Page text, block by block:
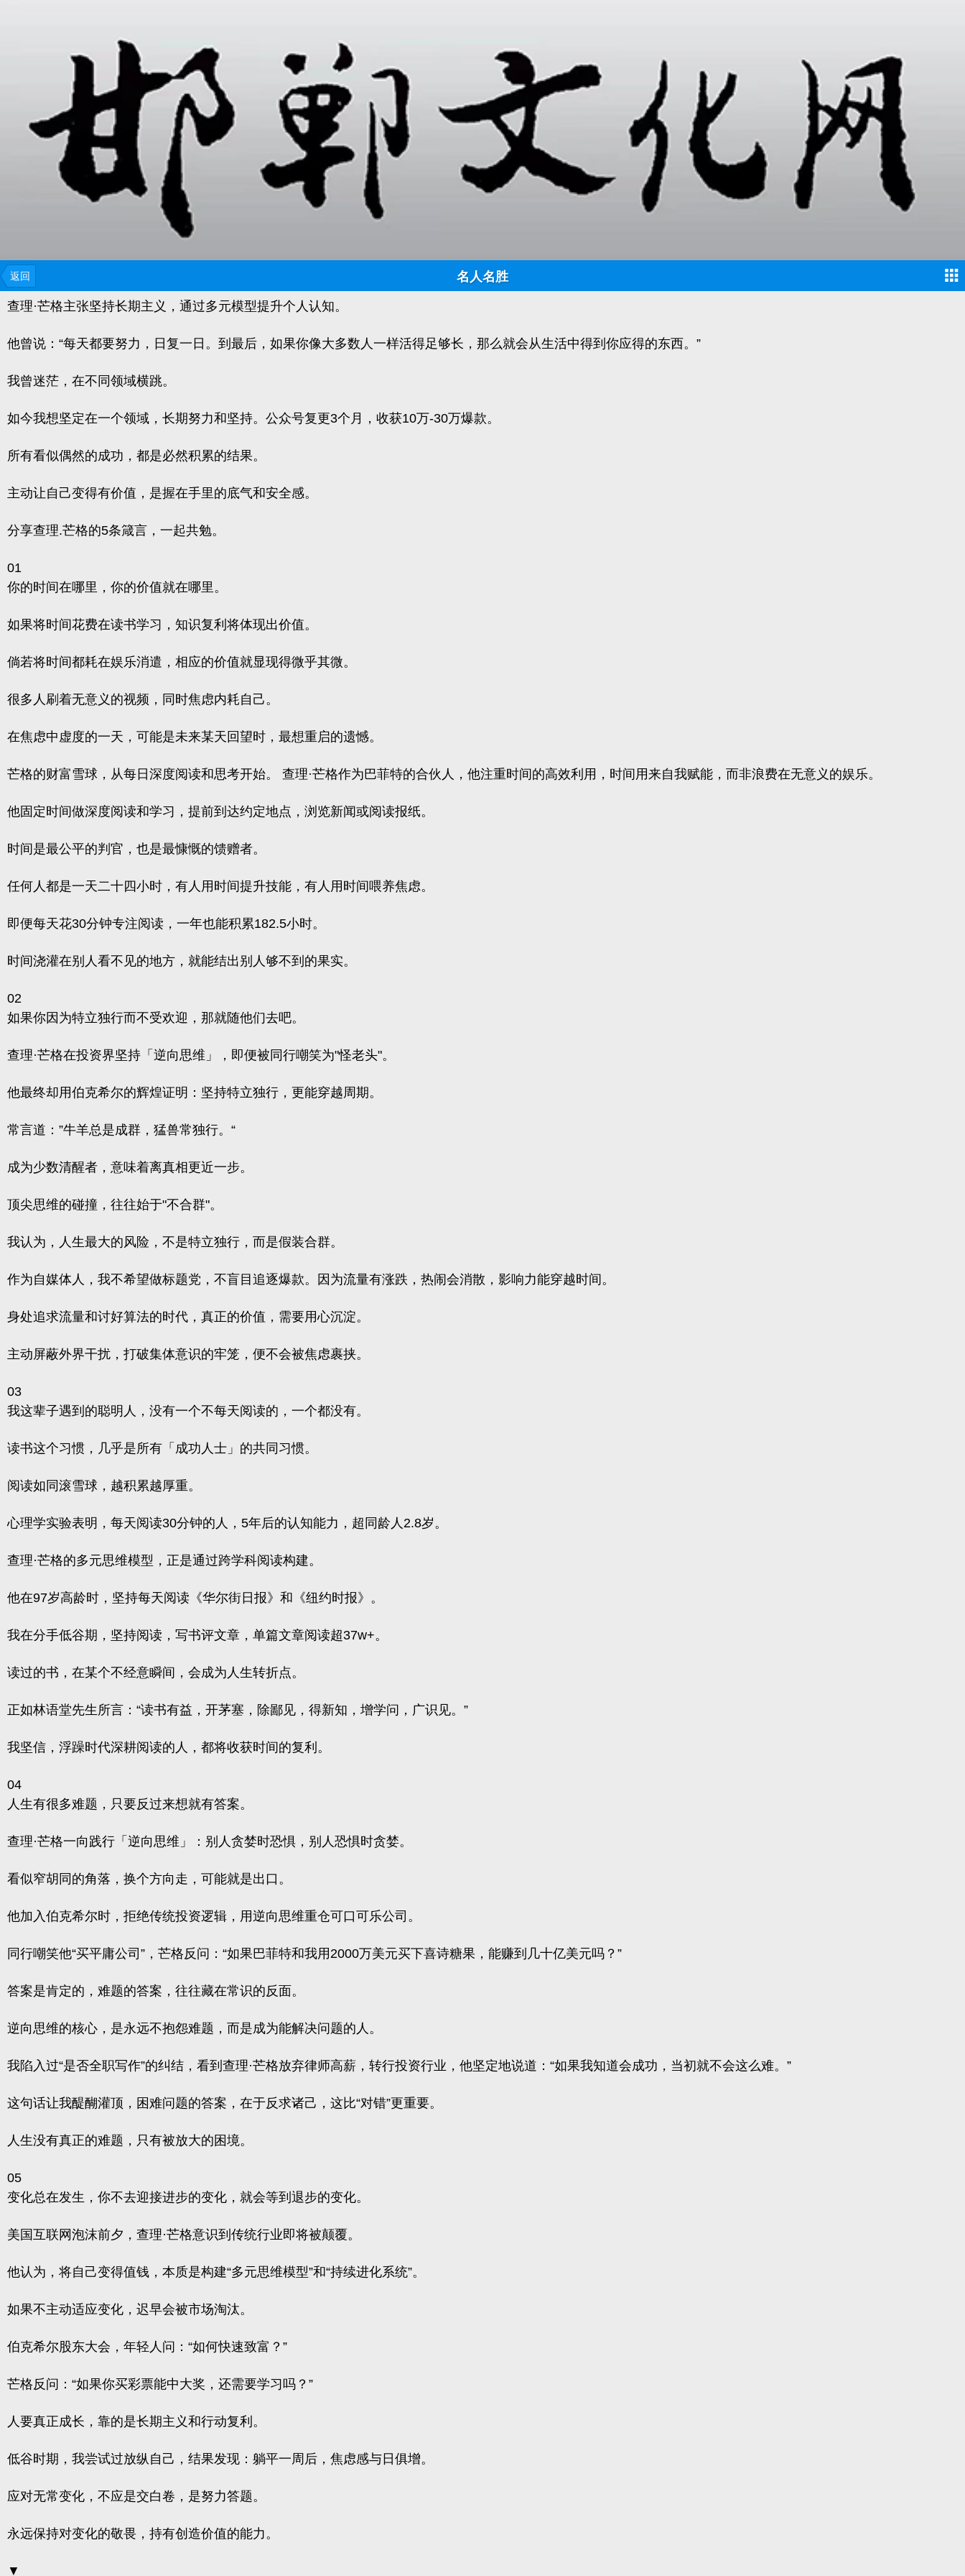
返回 名人名胜
查理·芒格：这一生，把自己变得值钱
日期: 2025-03-27 15:41:45 点击:
来源：陈子页 作者：邯郸文化网
犹记得2023年，99岁的查理·芒格离世。
全球投资者为他刷屏，怀念的不仅是他的财富智慧，更是他用一生证明：真正的值钱，是让自己变得值钱。
人生最大的资产，是持续增值的能力，它永远不会折旧。
查理·芒格主张坚持长期主义，通过多元模型提升个人认知。
他曾说：“每天都要努力，日复一日。到最后，如果你像大多数人一样活得足够长，那么就会从生活中得到你应得的东西。”
我曾迷茫，在不同领域横跳。
如今我想坚定在一个领域，长期努力和坚持。公众号复更3个月，收获10万-30万爆款。
所有看似偶然的成功，都是必然积累的结果。
主动让自己变得有价值，是握在手里的底气和安全感。
分享查理.芒格的5条箴言，一起共勉。
01
你的时间在哪里，你的价值就在哪里。
如果将时间花费在读书学习，知识复利将体现出价值。
倘若将时间都耗在娱乐消遣，相应的价值就显现得微乎其微。
很多人刷着无意义的视频，同时焦虑内耗自己。
在焦虑中虚度的一天，可能是未来某天回望时，最想重启的遗憾。
芒格的财富雪球，从每日深度阅读和思考开始。 查理·芒格作为巴菲特的合伙人，他注重时间的高效利用，时间用来自我赋能，而非浪费在无意义的娱乐。
他固定时间做深度阅读和学习，提前到达约定地点，浏览新闻或阅读报纸。
时间是最公平的判官，也是最慷慨的馈赠者。
任何人都是一天二十四小时，有人用时间提升技能，有人用时间喂养焦虑。
即便每天花30分钟专注阅读，一年也能积累182.5小时。
时间浇灌在别人看不见的地方，就能结出别人够不到的果实。
02
如果你因为特立独行而不受欢迎，那就随他们去吧。
查理·芒格在投资界坚持「逆向思维」，即便被同行嘲笑为"怪老头"。
他最终却用伯克希尔的辉煌证明：坚持特立独行，更能穿越周期。
常言道：”牛羊总是成群，猛兽常独行。“
成为少数清醒者，意味着离真相更近一步。
顶尖思维的碰撞，往往始于"不合群"。
我认为，人生最大的风险，不是特立独行，而是假装合群。
作为自媒体人，我不希望做标题党，不盲目追逐爆款。因为流量有涨跌，热闹会消散，影响力能穿越时间。
身处追求流量和讨好算法的时代，真正的价值，需要用心沉淀。
主动屏蔽外界干扰，打破集体意识的牢笼，便不会被焦虑裹挟。
03
我这辈子遇到的聪明人，没有一个不每天阅读的，一个都没有。
读书这个习惯，几乎是所有「成功人士」的共同习惯。
阅读如同滚雪球，越积累越厚重。
心理学实验表明，每天阅读30分钟的人，5年后的认知能力，超同龄人2.8岁。
查理·芒格的多元思维模型，正是通过跨学科阅读构建。
他在97岁高龄时，坚持每天阅读《华尔街日报》和《纽约时报》。
我在分手低谷期，坚持阅读，写书评文章，单篇文章阅读超37w+。
读过的书，在某个不经意瞬间，会成为人生转折点。
正如林语堂先生所言：“读书有益，开茅塞，除鄙见，得新知，增学问，广识见。”
我坚信，浮躁时代深耕阅读的人，都将收获时间的复利。
04
人生有很多难题，只要反过来想就有答案。
查理·芒格一向践行「逆向思维」：别人贪婪时恐惧，别人恐惧时贪婪。
看似窄胡同的角落，换个方向走，可能就是出口。
他加入伯克希尔时，拒绝传统投资逻辑，用逆向思维重仓可口可乐公司。
同行嘲笑他“买平庸公司”，芒格反问：“如果巴菲特和我用2000万美元买下喜诗糖果，能赚到几十亿美元吗？”
答案是肯定的，难题的答案，往往藏在常识的反面。
逆向思维的核心，是永远不抱怨难题，而是成为能解决问题的人。
我陷入过“是否全职写作”的纠结，看到查理·芒格放弃律师高薪，转行投资行业，他坚定地说道：“如果我知道会成功，当初就不会这么难。”
这句话让我醍醐灌顶，困难问题的答案，在于反求诸己，这比“对错”更重要。
人生没有真正的难题，只有被放大的困境。
05
变化总在发生，你不去迎接进步的变化，就会等到退步的变化。
美国互联网泡沫前夕，查理·芒格意识到传统行业即将被颠覆。
他认为，将自己变得值钱，本质是构建“多元思维模型”和“持续进化系统”。
如果不主动适应变化，迟早会被市场淘汰。
伯克希尔股东大会，年轻人问：“如何快速致富？”
芒格反问：“如果你买彩票能中大奖，还需要学习吗？”
人要真正成长，靠的是长期主义和行动复利。
低谷时期，我尝试过放纵自己，结果发现：躺平一周后，焦虑感与日俱增。
应对无常变化，不应是交白卷，是努力答题。
永远保持对变化的敬畏，持有创造价值的能力。
▼